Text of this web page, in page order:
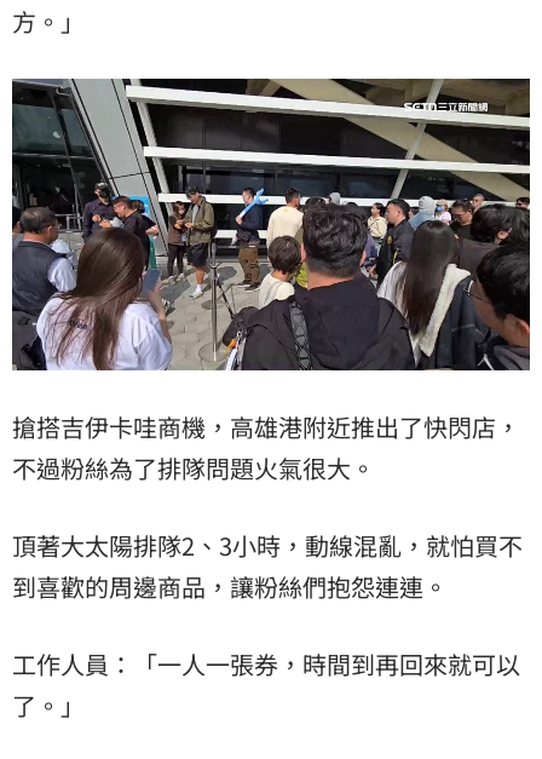
方。」
搶搭吉伊卡哇商機，高雄港附近推出了快閃店，
不過粉絲為了排隊問題火氣很大。
頂著大太陽排隊2、3小時，動線混亂，就怕買不
到喜歡的周邊商品，讓粉絲們抱怨連連。
工作人員：「一人一張券，時間到再回來就可以
了。」